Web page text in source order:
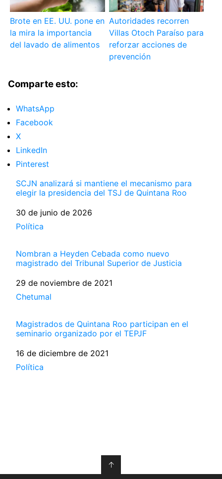
Brote en EE. UU. pone en
la mira la importancia
del lavado de alimentos
Autoridades recorren
Villas Otoch Paraíso para
reforzar acciones de
prevención
Comparte esto:
WhatsApp
Facebook
X
LinkedIn
Pinterest
SCJN analizará si mantiene el mecanismo para
elegir la presidencia del TSJ de Quintana Roo
Fecha
30 de junio de 2026
Respecto a
Política
Nombran a Heyden Cebada como nuevo
magistrado del Tribunal Superior de Justicia
Fecha
29 de noviembre de 2021
Respecto a
Chetumal
Magistrados de Quintana Roo participan en el
seminario organizado por el TEPJF
Fecha
16 de diciembre de 2021
Respecto a
Política
↑